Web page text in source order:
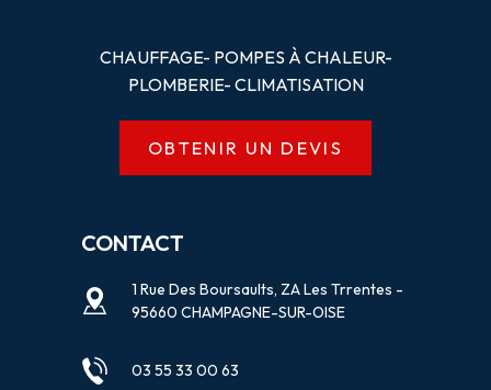
CHAUFFAGE- POMPES À CHALEUR-
PLOMBERIE- CLIMATISATION
OBTENIR UN DEVIS
CONTACT
1 Rue Des Boursaults, ZA Les Trrentes -
95660 CHAMPAGNE-SUR-OISE
03 55 33 00 63